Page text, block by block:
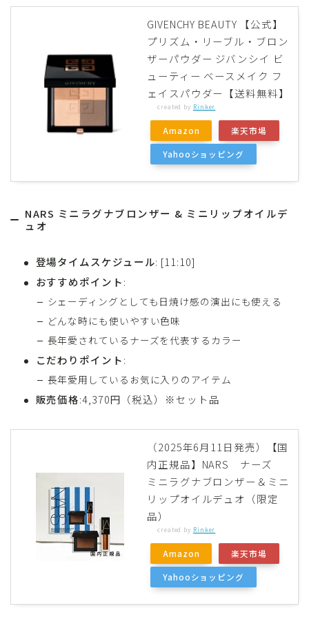
GIVENCHY BEAUTY 【公式】
プリズム・リーブル・ブロン
ザーパウダー ジバンシイ ビ
ューティー ベースメイク フ
ェイスパウダー【送料無料】
created by Rinker
Amazon 楽天市場
Yahooショッピング
NARS ミニラグナブロンザー & ミニリップオイルデ
ュオ
登場タイムスケジュール: [11:10]
おすすめポイント:
シェーディングとしても日焼け感の演出にも使える
どんな時にも使いやすい色味
長年愛されているナーズを代表するカラー
こだわりポイント:
長年愛用しているお気に入りのアイテム
販売価格:4,370円（税込）※セット品
（2025年6月11日発売）【国
内正規品】NARS ナーズ
ミニラグナブロンザー＆ミニ
リップオイルデュオ（限定
品）
created by Rinker
Amazon 楽天市場
Yahooショッピング